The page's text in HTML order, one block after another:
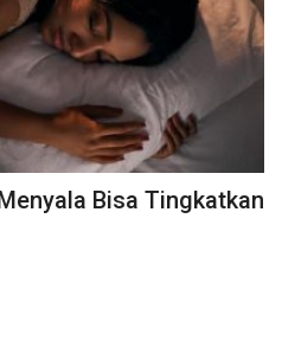
Bisa Tingkatkan